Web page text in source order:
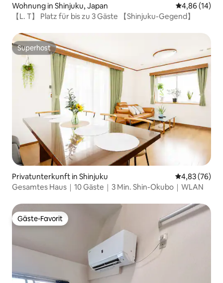
Wohnung in Shinjuku, Japan
4,86 (14)
【L. T】 Platz für bis zu 3 Gäste 【Shinjuku-Gegend】
Superhost
Superhost
Privatunterkunft in Shinjuku
4,83 (76)
Gesamtes Haus｜10 Gäste｜3 Min. Shin-Okubo｜WLAN
Gäste-Favorit
Gäste-Favorit